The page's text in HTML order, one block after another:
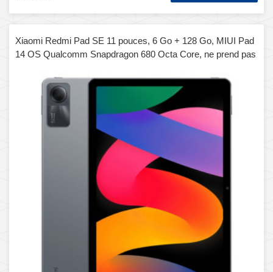
Xiaomi Redmi Pad SE 11 pouces, 6 Go + 128 Go, MIUI Pad
14 OS Qualcomm Snapdragon 680 Octa Core, ne prend pas